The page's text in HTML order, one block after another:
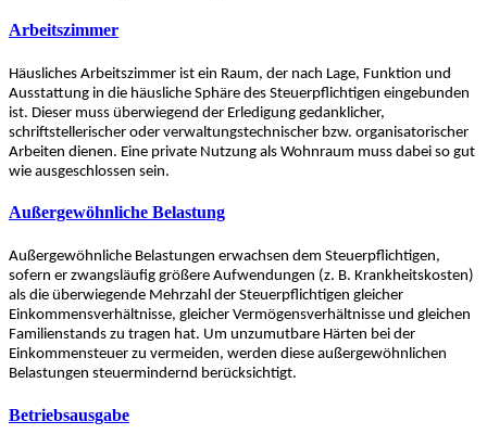
Arbeitszimmer
Häusliches Arbeitszimmer ist ein Raum, der nach Lage, Funktion und
Ausstattung in die häusliche Sphäre des Steuerpflichtigen eingebunden
ist. Dieser muss überwiegend der Erledigung gedanklicher,
schriftstellerischer oder verwaltungstechnischer bzw. organisatorischer
Arbeiten dienen. Eine private Nutzung als Wohnraum muss dabei so gut
wie ausgeschlossen sein.
Außergewöhnliche Belastung
Außergewöhnliche Belastungen erwachsen dem Steuerpflichtigen,
sofern er zwangsläufig größere Aufwendungen (z. B. Krankheitskosten)
als die überwiegende Mehrzahl der Steuerpflichtigen gleicher
Einkommensverhältnisse, gleicher Vermögensverhältnisse und gleichen
Familienstands zu tragen hat. Um unzumutbare Härten bei der
Einkommensteuer zu vermeiden, werden diese außergewöhnlichen
Belastungen steuermindernd berücksichtigt.
Betriebsausgabe